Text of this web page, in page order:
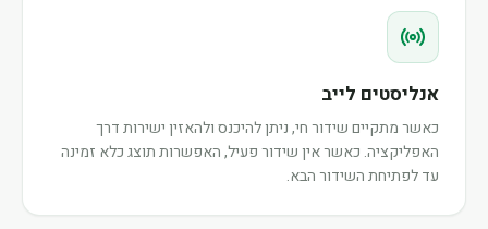
אנליסטים לייב
כאשר מתקיים שידור חי, ניתן להיכנס ולהאזין ישירות דרך
האפליקציה. כאשר אין שידור פעיל, האפשרות תוצג כלא זמינה
עד לפתיחת השידור הבא.